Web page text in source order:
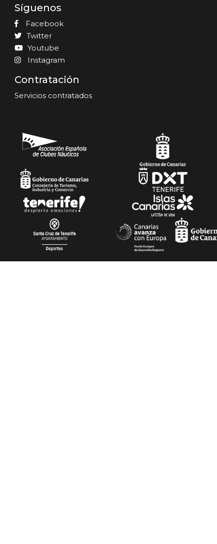
Síguenos
Facebook
Twitter
Youtube
Instagram
Contratación
Servicios contratados